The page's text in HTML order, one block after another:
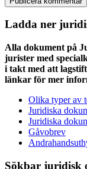
Ladda ner
Alla dokument på
jurister med
i takt med att
länkar för mer
Olika typer av
Juridiska
Juridiska
Gåvobrev
Sökbar juridisk